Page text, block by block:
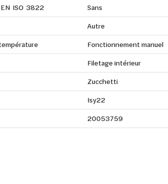
EN ISO 3822
Sans
Autre
Fonctionnement manuel
Filetage intérieur
Zucchetti
Isy22
20053759